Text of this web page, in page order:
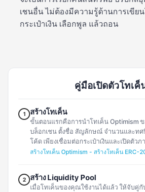
เชนอื่น ไม่ต้องมีความรู้ด้านการเขีย
กระเป๋าเงิน เลือกพูล แล้วถอน
คู่มือเปิดตัวโทเค็
1 สร้างโทเค็น
ขั้นตอนแรกคือการนำโทเค็น Optimism
บล็อกเชน ตั้งชื่อ สัญลักษณ์ จำนวนและท
โค้ด เพียงเชื่อมต่อกระเป๋าเงินและเปิดตัว
สร้างโทเค็น Optimism - สร้างโทเค็น ERC-
2 สร้าง Liquidity Pool
เมื่อโทเค็นของคุณใช้งานได้แล้ว ให้จับคู่กั